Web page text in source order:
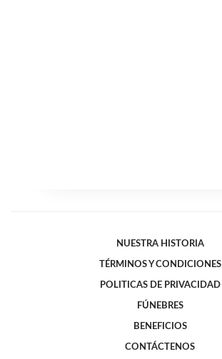
NUESTRA HISTORIA
TÉRMINOS Y CONDICIONES
POLITICAS DE PRIVACIDAD
FÚNEBRES
BENEFICIOS
CONTÁCTENOS